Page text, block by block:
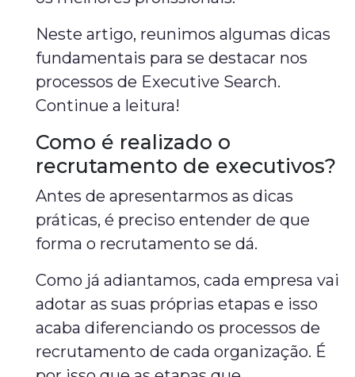
Neste artigo, reunimos algumas dicas
fundamentais para se destacar nos
processos de Executive Search.
Continue a leitura!
Como é realizado o
recrutamento de executivos?
Antes de apresentarmos as dicas
práticas, é preciso entender de que
forma o recrutamento se dá.
Como já adiantamos, cada empresa vai
adotar as suas próprias etapas e isso
acaba diferenciando os processos de
recrutamento de cada organização. É